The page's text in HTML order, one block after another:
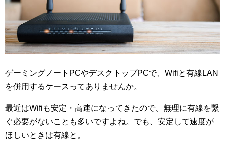
ゲーミングノートPCやデスクトップPCで、Wifiと有線LAN
を併用するケースってありませんか。
最近はWifiも安定・高速になってきたので、無理に有線を繋
ぐ必要がないことも多いですよね。でも、安定して速度が
ほしいときは有線と。